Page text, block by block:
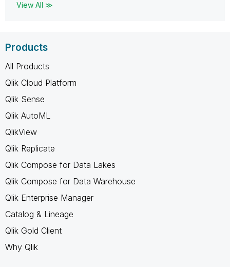
View All ≫
Products
All Products
Qlik Cloud Platform
Qlik Sense
Qlik AutoML
QlikView
Qlik Replicate
Qlik Compose for Data Lakes
Qlik Compose for Data Warehouse
Qlik Enterprise Manager
Catalog & Lineage
Qlik Gold Client
Why Qlik